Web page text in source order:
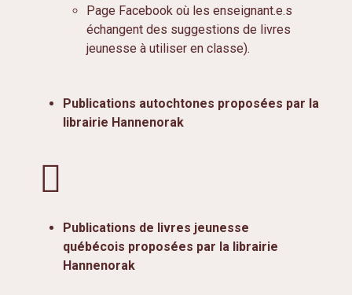
Page Facebook où les enseignant.e.s
échangent des suggestions de livres
jeunesse à utiliser en classe).
Publications autochtones proposées par la
librairie Hannenorak
Publications de livres jeunesse
québécois proposées par la librairie
Hannenorak